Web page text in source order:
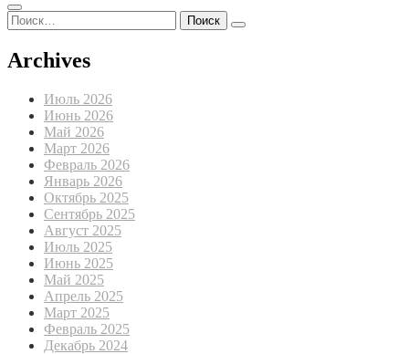
Найти:
Archives
Июль 2026
Июнь 2026
Май 2026
Март 2026
Февраль 2026
Январь 2026
Октябрь 2025
Сентябрь 2025
Август 2025
Июль 2025
Июнь 2025
Май 2025
Апрель 2025
Март 2025
Февраль 2025
Декабрь 2024